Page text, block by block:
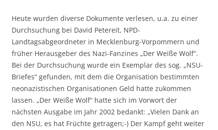
Heute wurden diverse Dokumente verlesen, u.a. zu einer
Durchsuchung bei David Petereit, NPD-
Landtagsabgeordneter in Mecklenburg-Vorpommern und
früher Herausgeber des Nazi-Fanzines „Der Weiße Wolf“.
Bei der Durchsuchung wurde ein Exemplar des sog. „NSU-
Briefes“ gefunden, mit dem die Organisation bestimmten
neonazistischen Organisationen Geld hatte zukommen
lassen. „Der Weiße Wolf“ hatte sich im Vorwort der
nächsten Ausgabe im Jahr 2002 bedankt: „Vielen Dank an
den NSU, es hat Früchte getragen;-) Der Kampf geht weiter